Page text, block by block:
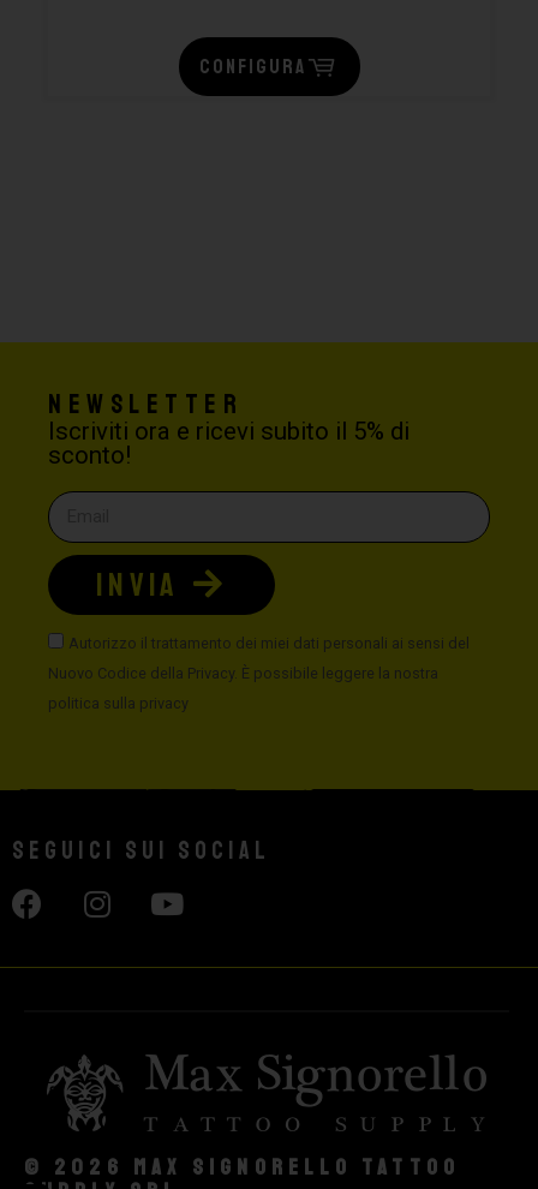
CONFIGURA
Newsletter
Iscriviti ora e ricevi subito il 5% di
sconto!
Autorizzo il trattamento dei miei dati personali ai sensi del
Nuovo Codice della Privacy. È possibile leggere la nostra
politica sulla privacy
INVIA
Seguici sui social
© 2026 Max Signorello Tattoo